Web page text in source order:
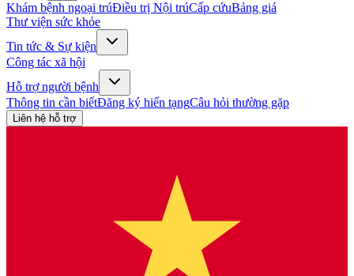
Khám bệnh ngoại trúĐiều trị Nội trúCấp cứuBảng giá
Thư viện sức khỏe
Tin tức & Sự kiện
Công tác xã hội
Hỗ trợ người bệnh
Thông tin cần biếtĐăng ký hiến tạngCâu hỏi thường gặp
Liên hệ hỗ trợ